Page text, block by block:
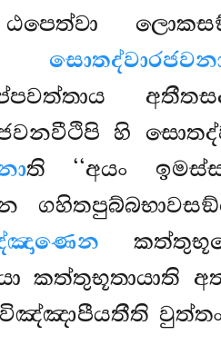
හි
ති ‘‘අයං
කත්තුභූතායාති